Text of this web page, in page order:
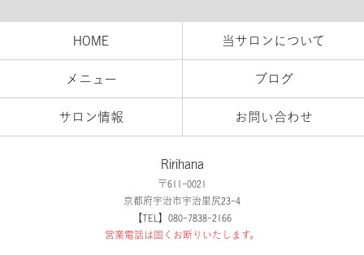
HOME 当サロンについて
メニュー ブログ
サロン情報 お問い合わせ
Ririhana
〒611-0021
京都府宇治市宇治里尻23-4
【TEL】080-7838-2166
営業電話は固くお断りいたします。